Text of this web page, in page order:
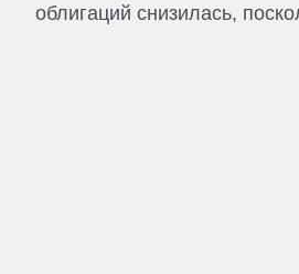
облигаций снизилась,